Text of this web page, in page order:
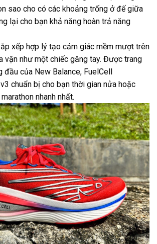
sao cho có các khoảng trống ở đế giữa
lại cho bạn khả năng hoàn trả năng
xếp hợp lý tạo cảm giác mềm mượt trên
vặn như một chiếc găng tay. Được trang
đầu của New Balance, FuelCell
chuẩn bị cho bạn thời gian nửa hoặc
nhanh nhất.